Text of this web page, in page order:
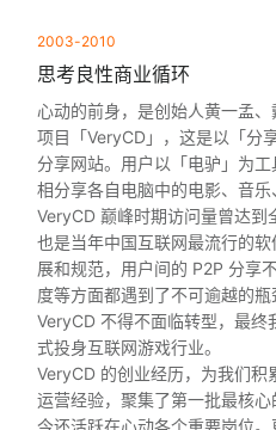
2003-2010
思考良性商业循环
心动的前身，是创始人黄一孟
项目「VeryCD」，这是以「分
分享网站。用户以「电驴」为
相分享各自电脑中的电影、音乐
VeryCD 巅峰时期访问量曾达
也是当年中国互联网最流行的
展和规范，用户间的 P2P 分享
度等方面都遇到了不可逾越的
VeryCD 不得不面临转型，最终
式投身互联网游戏行业。
VeryCD 的创业经历，为我们
运营经验，聚集了第一批最核
今还活跃在心动各个重要岗位